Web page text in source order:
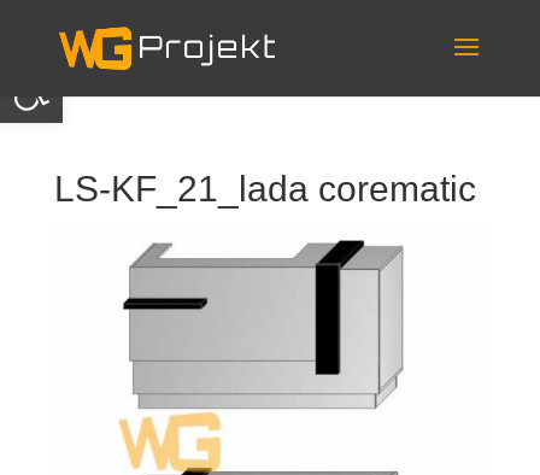
Otwórz pasek narzędzi
content
LS-KF_21_lada corematic